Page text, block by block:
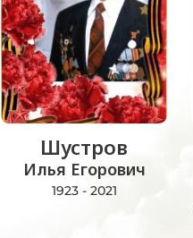
Шустров
Илья Егорович
1923 - 2021